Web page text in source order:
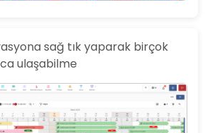
sağ tık yaparak birçok
ulaşabilme